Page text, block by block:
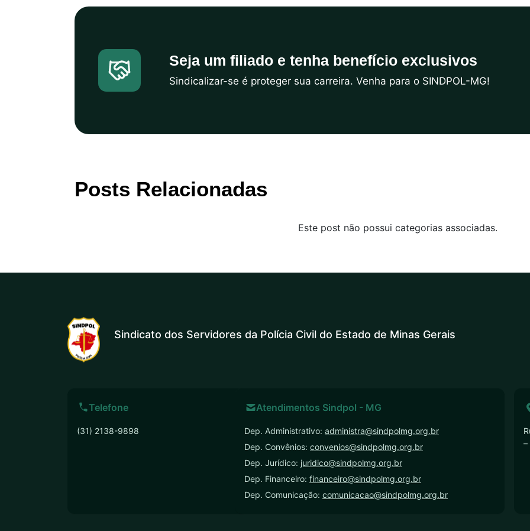
Seja um filiado e tenha benefício exclusivos
Sindicalizar-se é proteger sua carreira. Venha para o SINDPOL-MG!
Posts Relacionadas
Este post não possui categorias associadas.
Sindicato dos Servidores da Polícia Civil do Estado de Minas Gerais
Telefone
(31) 2138-9898
Atendimentos Sindpol - MG
Dep. Administrativo: administra@sindpolmg.org.br
Dep. Convênios: convenios@sindpolmg.org.br
Dep. Jurídico: juridico@sindpolmg.org.br
Dep. Financeiro: financeiro@sindpolmg.org.br
Dep. Comunicação: comunicacao@sindpolmg.org.br
–